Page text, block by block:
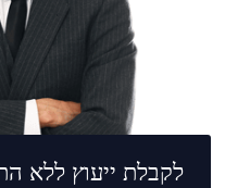
לקבלת ייעוץ ללא